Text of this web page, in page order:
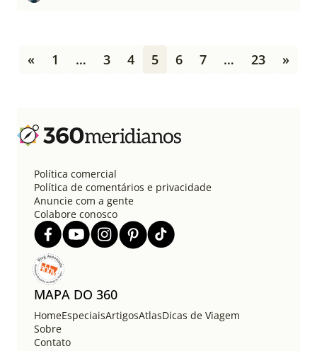
a
ç
« 1 … 3 4 5 6 7 … 23 »
Política comercial
Política de comentários e privacidade
Anuncie com a gente
Colabore conosco
MAPA DO 360
HomeEspeciaisArtigosAtlasDicas de Viagem
Sobre
Contato